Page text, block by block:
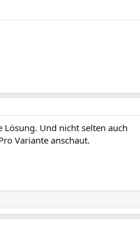
Und nicht selten auch
Variante anschaut.